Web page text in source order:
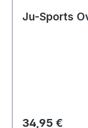
Ju-Sports
Regulärer
34,95 €